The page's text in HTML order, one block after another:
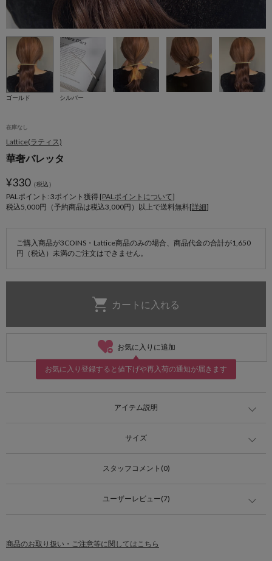
ゴールド シルバー
在庫なし
Lattice(ラティス)
華奢バレッタ
¥330（税込）
PALポイント: 3ポイント獲得 [PALポイントについて]
税込5,000円（予約商品は税込3,000円）以上で送料無料[詳細]
ご購入商品が3COINS・Lattice商品のみの場合、商品代金の合計が1,650
円（税込）未満のご注文はできません。
お気に入りに追加
お気に入り登録すると値下げや再入荷の通知が届きます
アイテム説明
サイズ
スタッフコメント(0)
ユーザーレビュー(7)
商品のお取り扱い・ご注意等に関してはこちら